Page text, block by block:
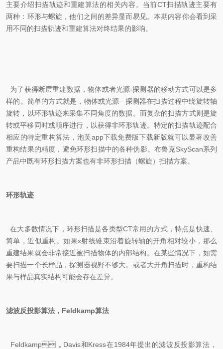
主要介绍扫描轨迹和重建算法的相关内容。当前CT扫描轨迹主要有
两种：环形与螺旋，他们之间的差异显而易见。本期内容你会看到采
用不同的扫描轨迹和重建算法对终结果的影响。
为了获得断层重建数据，物体或者光源-探测器的移动方式可以是多
样的。简单的方式就是，物体或光源– 探测器在扫描过程中绕旋转轴
旋转，以环形轨迹来采集不同角度的数据。而复杂的扫描方式则是旋
转或平移同时或顺序进行，以获得非环形轨迹。特定的扫描轨迹配合
相应的特定重构算法，泡芙app下载免费版下载新版就可以显著改善
重构结果的精度，避免环形扫描中的各种伪影。布鲁克SkyScan系列
产品中既有环形扫描方案也有非环形扫描（螺旋）扫描方案。
环形轨迹
在大多数情况下，环形扫描是各类型CT常用的方式，特点是快速、
简单，近似重构。如果x射线锥束沿着旋转轴的开角相对较小，那么
重建结果就会非常接近被扫描物体的内部结构。在某些情况下，如需
要扫描一个长样品，探测器视野不够大。或者大开角扫描时，重构结
果与样品真实结构可能会存在差异。
滤波反投影算法，Feldkamp算法
Feldkamp，Davis和Kress在1984年提出的滤波反投影算法，